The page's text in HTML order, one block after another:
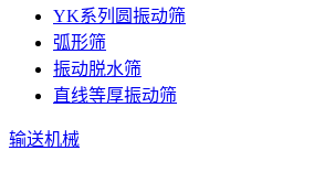
YK系列圆振动筛
弧形筛
振动脱水筛
直线等厚振动筛
输送机械